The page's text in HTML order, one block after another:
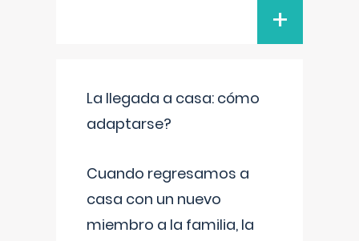
+
La llegada a casa: cómo
adaptarse?
Cuando regresamos a
casa con un nuevo
miembro a la familia, la